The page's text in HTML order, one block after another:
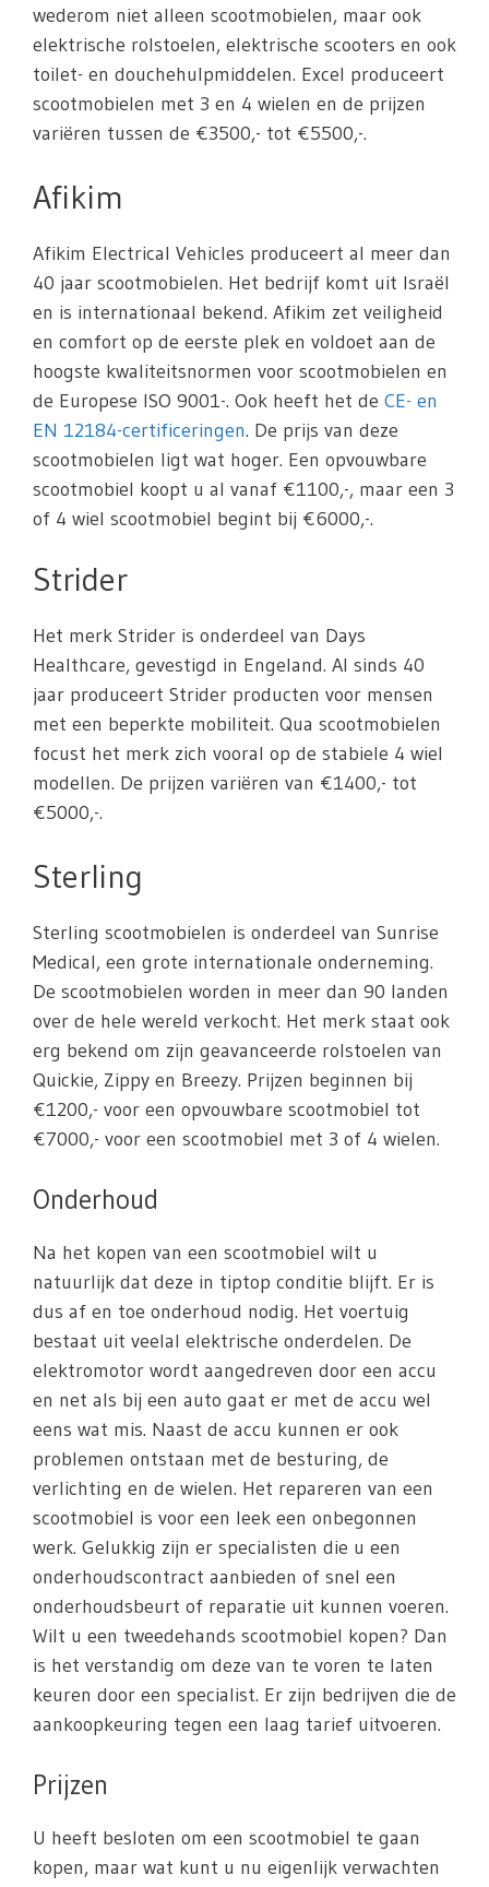
wederom niet alleen scootmobielen, maar ook
elektrische rolstoelen, elektrische scooters en ook
toilet- en douchehulpmiddelen. Excel produceert
scootmobielen met 3 en 4 wielen en de prijzen
variëren tussen de €3500,- tot €5500,-.
Afikim
Afikim Electrical Vehicles produceert al meer dan
40 jaar scootmobielen. Het bedrijf komt uit Israël
en is internationaal bekend. Afikim zet veiligheid
en comfort op de eerste plek en voldoet aan de
hoogste kwaliteitsnormen voor scootmobielen en
de Europese ISO 9001-. Ook heeft het de CE- en
EN 12184-certificeringen. De prijs van deze
scootmobielen ligt wat hoger. Een opvouwbare
scootmobiel koopt u al vanaf €1100,-, maar een 3
of 4 wiel scootmobiel begint bij €6000,-.
Strider
Het merk Strider is onderdeel van Days
Healthcare, gevestigd in Engeland. Al sinds 40
jaar produceert Strider producten voor mensen
met een beperkte mobiliteit. Qua scootmobielen
focust het merk zich vooral op de stabiele 4 wiel
modellen. De prijzen variëren van €1400,- tot
€5000,-.
Sterling
Sterling scootmobielen is onderdeel van Sunrise
Medical, een grote internationale onderneming.
De scootmobielen worden in meer dan 90 landen
over de hele wereld verkocht. Het merk staat ook
erg bekend om zijn geavanceerde rolstoelen van
Quickie, Zippy en Breezy. Prijzen beginnen bij
€1200,- voor een opvouwbare scootmobiel tot
€7000,- voor een scootmobiel met 3 of 4 wielen.
Onderhoud
Na het kopen van een scootmobiel wilt u
natuurlijk dat deze in tiptop conditie blijft. Er is
dus af en toe onderhoud nodig. Het voertuig
bestaat uit veelal elektrische onderdelen. De
elektromotor wordt aangedreven door een accu
en net als bij een auto gaat er met de accu wel
eens wat mis. Naast de accu kunnen er ook
problemen ontstaan met de besturing, de
verlichting en de wielen. Het repareren van een
scootmobiel is voor een leek een onbegonnen
werk. Gelukkig zijn er specialisten die u een
onderhoudscontract aanbieden of snel een
onderhoudsbeurt of reparatie uit kunnen voeren.
Wilt u een tweedehands scootmobiel kopen? Dan
is het verstandig om deze van te voren te laten
keuren door een specialist. Er zijn bedrijven die de
aankoopkeuring tegen een laag tarief uitvoeren.
Prijzen
U heeft besloten om een scootmobiel te gaan
kopen, maar wat kunt u nu eigenlijk verwachten